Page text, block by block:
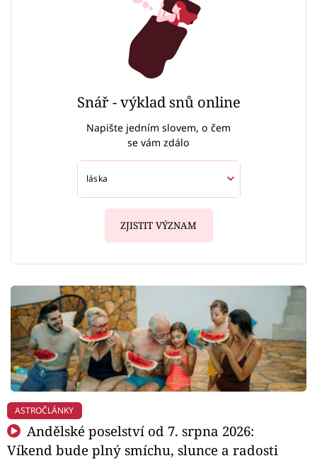
Snář - výklad snů online
Napište jedním slovem, o čem
se vám zdálo
ZJISTIT VÝZNAM
ASTROČLÁNKY
Andělské poselství od 7. srpna 2026:
Víkend bude plný smíchu, slunce a radosti